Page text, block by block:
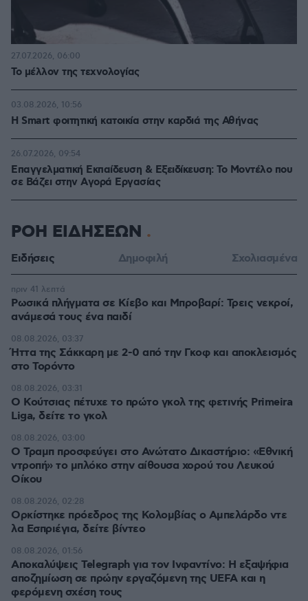
Το μέλλον της τεχνολογίας
27.07.2026, 06:00
Η Smart φοιτητική κατοικία στην καρδιά της Αθήνας
03.08.2026, 10:56
Επαγγελματική Εκπαίδευση & Εξειδίκευση: Το Mοντέλο που
σε Bάζει στην Aγορά Eργασίας
26.07.2026, 09:54
ΡΟΗ ΕΙΔΗΣΕΩΝ
Ειδήσεις Δημοφιλή Σχολιασμένα
Ρωσικά πλήγματα σε Κίεβο και Μπροβαρί: Τρεις νεκροί,
ανάμεσά τους ένα παιδί
πριν 41 λεπτά
Ήττα της Σάκκαρη με 2-0 από την Γκοφ και αποκλεισμός
στο Τορόντο
08.08.2026, 03:37
Ο Κούτσιας πέτυχε το πρώτο γκολ της φετινής Primeira
Liga, δείτε το γκολ
08.08.2026, 03:31
Ο Τραμπ προσφεύγει στο Ανώτατο Δικαστήριο: «Εθνική
ντροπή» το μπλόκο στην αίθουσα χορού του Λευκού
Οίκου
08.08.2026, 03:00
Ορκίστηκε πρόεδρος της Κολομβίας ο Αμπελάρδο ντε
λα Εσπριέγια, δείτε βίντεο
08.08.2026, 02:28
Αποκαλύψεις Telegraph για τον Ινφαντίνο: Η εξαψήφια
αποζημίωση σε πρώην εργαζόμενη της UEFA και η
φερόμενη σχέση τους
08.08.2026, 01:56